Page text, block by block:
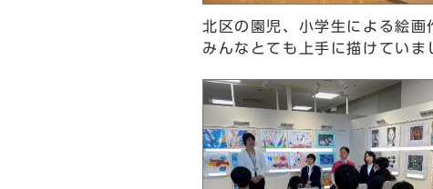
北区の園児、小学生による絵画
みんなとても上手に描けていま